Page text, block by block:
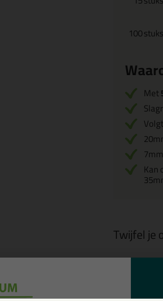
100stuks
Met
Kan
Twijfel je